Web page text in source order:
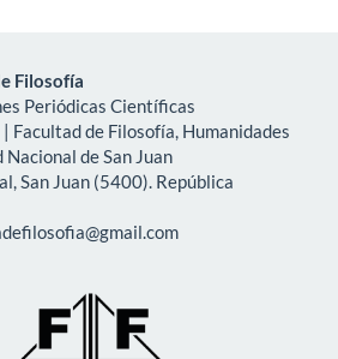
Filosofía
Periódicas Científicas
Facultad de Filosofía, Humanidades
de San Juan
San Juan (5400). República